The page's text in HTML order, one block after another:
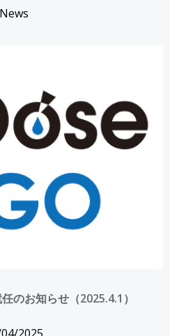
News
のお知らせ（2025.4.1）